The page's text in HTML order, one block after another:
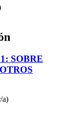
SOBRE
a)